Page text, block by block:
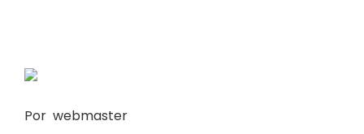
Por webmaster